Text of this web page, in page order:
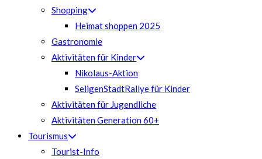
Shopping
Heimat shoppen 2025
Gastronomie
Aktivitäten für Kinder
Nikolaus-Aktion
SeligenStadtRallye für Kinder
Aktivitäten für Jugendliche
Aktivitäten Generation 60+
Tourismus
Tourist-Info